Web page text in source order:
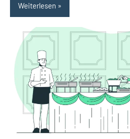
Weiterlesen